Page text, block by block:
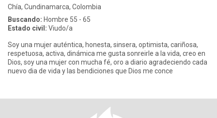
Chía, Cundinamarca, Colombia
Buscando: Hombre 55 - 65
Estado civil: Viudo/a
Soy una mujer auténtica, honesta, sinsera, optimista, cariñosa,
respetuosa, activa, dinámica me gusta sonreirle a la vida, creo en
Dios, soy una mujer con mucha fé, oro a diario agradeciendo cada
nuevo dia de vida y las bendiciones que Dios me conce